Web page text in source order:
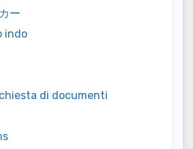
ー
indo
di documenti